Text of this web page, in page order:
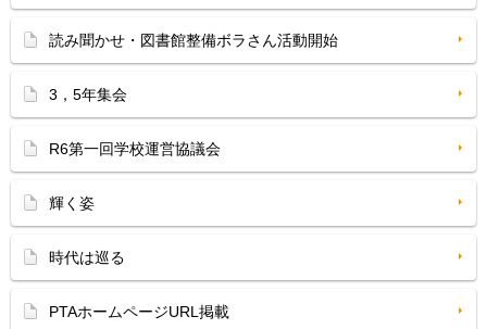
読み聞かせ・図書館整備ボラさん活動開始
3，5年集会
R6第一回学校運営協議会
輝く姿
時代は巡る
PTAホームページURL掲載